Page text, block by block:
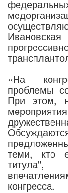
«На
проблемы
При этом,
теми, кто
конгресса.